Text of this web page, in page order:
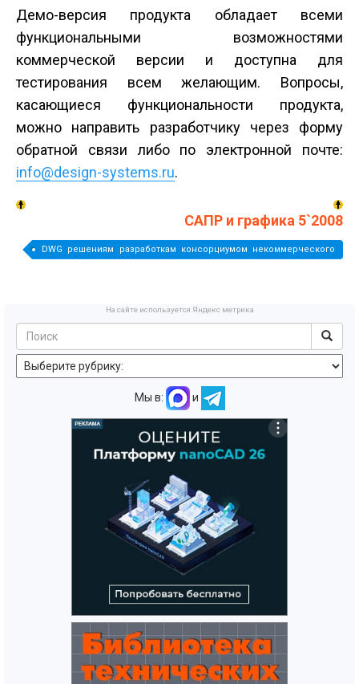
Демо-версия продукта обладает всеми
функциональными возможностями
коммерческой версии и доступна для
тестирования всем желающим. Вопросы,
касающиеся функциональности продукта,
можно направить разработчику через форму
обратной связи либо по электронной почте:
info@design-systems.ru.
САПР и графика 5`2008
DWG решениям разработкам консорциумом некоммерческого
На сайте используется Яндекс метрика
Мы в: и